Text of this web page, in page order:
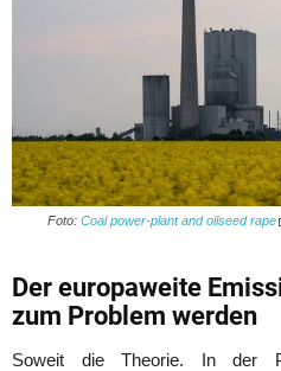
Foto: Coal power-plant and oilseed rape
Der europaweite
zum Problem werden
Soweit die Theorie. In der